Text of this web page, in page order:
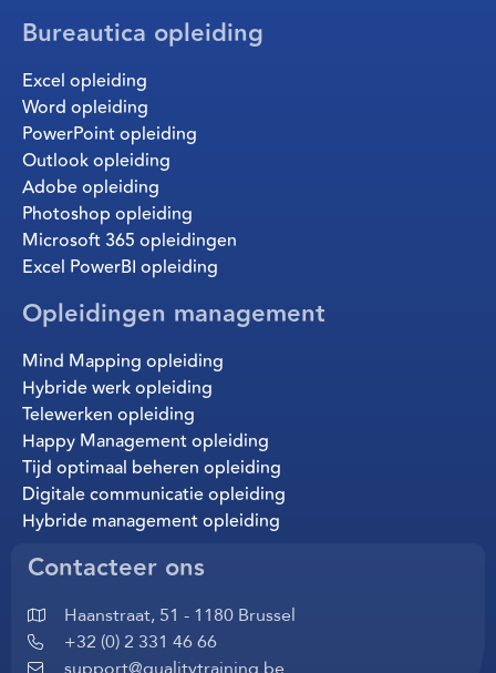
Bureautica opleiding
Excel opleiding
Word opleiding
PowerPoint opleiding
Outlook opleiding
Adobe opleiding
Photoshop opleiding
Microsoft 365 opleidingen
Excel PowerBI opleiding
Opleidingen management
Mind Mapping opleiding
Hybride werk opleiding
Telewerken opleiding
Happy Management opleiding
Tijd optimaal beheren opleiding
Digitale communicatie opleiding
Hybride management opleiding
Contacteer ons
Haanstraat, 51 - 1180 Brussel
+32 (0) 2 331 46 66